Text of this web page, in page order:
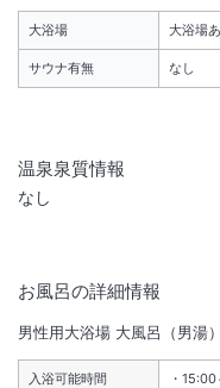
当ホテル北側隣接地におき
着工予定日：2026年5月1日
作業時間：8:00～18:30（前
～2027年1月4日（月）、
2027年8月16日（月）、
大浴場 大浴場
サウナ有無 なし
温泉泉質情報
なし
お風呂の詳細情報
男性用大浴場 大風呂（男湯）
入浴可能時間
15:00